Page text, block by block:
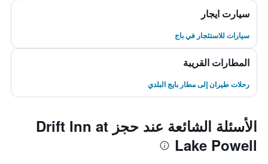
سيارت ايجار
سيارات للاستئجار في باج
المطارات القريبة
رحلات طيران إلى مطار بايج البلدي
الأسئلة الشائعة عند حجز Drift Inn at
Lake Powell